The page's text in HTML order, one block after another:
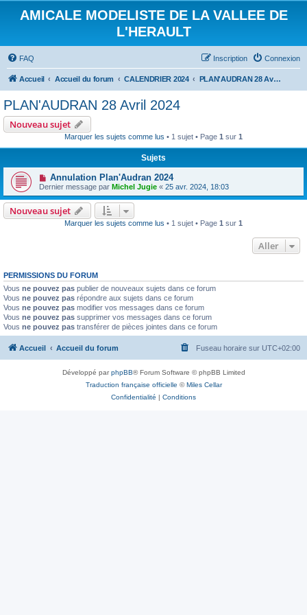
AMICALE MODELISTE DE LA VALLEE DE
L'HERAULT
FAQ Connexion
Inscription
Accueil Accueil du forum CALENDRIER 2024 PLAN'AUDRAN 28 Avril 2024
PLAN'AUDRAN 28 Avril 2024
Nouveau sujet
Marquer les sujets comme lus • 1 sujet • Page 1 sur 1
Sujets
Annulation Plan'Audran 2024
Dernier message par Michel Jugie « 25 avr. 2024, 18:03
Nouveau sujet
Marquer les sujets comme lus • 1 sujet • Page 1 sur 1
Aller
PERMISSIONS DU FORUM
Vous ne pouvez pas publier de nouveaux sujets dans ce forum
Vous ne pouvez pas répondre aux sujets dans ce forum
Vous ne pouvez pas modifier vos messages dans ce forum
Vous ne pouvez pas supprimer vos messages dans ce forum
Vous ne pouvez pas transférer de pièces jointes dans ce forum
Accueil Accueil du forum Fuseau horaire sur UTC+02:00
Développé parphpBB® Forum Software © phpBB Limited
Traduction française officielle ©Miles Cellar
Confidentialité | Conditions